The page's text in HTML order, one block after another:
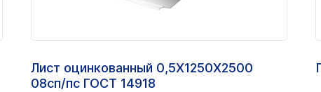
Лист оцинкованный 0,5Х1250Х2500
08сп/пс ГОСТ 14918